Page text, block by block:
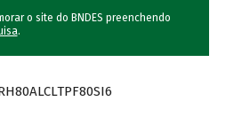
o site do BNDES preenchendo
.